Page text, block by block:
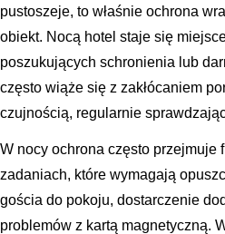
pustoszeje, to właśnie ochrona
obiekt. Nocą hotel staje się
poszukujących schronienia lub
często wiąże się z zakłócaniem
czujnością, regularnie
W nocy ochrona często
zadaniach, które wymagają
gościa do pokoju, dostarczenie
problemów z kartą magnetyczną.